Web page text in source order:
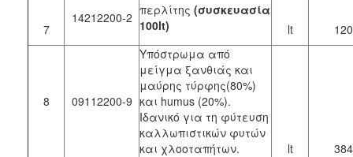
7
14212200-2 περλίτης (συσκευασία
100lt)
lt
8 09112200-9
Υπόστρωμα από
μείγμα ξανθιάς και
μαύρης τύρφης(80%)
και humus (20%).
Ιδανικό για τη φύτευση
καλλωπιστικών φυτών
και χλοοταπήτων.
lt